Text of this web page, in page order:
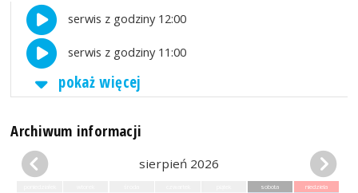
serwis z godziny 12:00
serwis z godziny 11:00
pokaż więcej
Archiwum informacji
sierpień 2026
sobota niedziela